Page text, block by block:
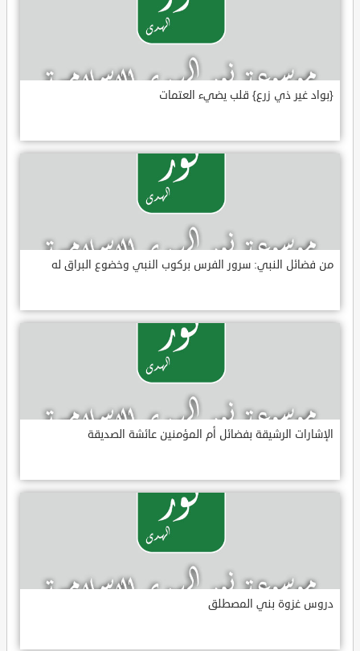
{بواد غير ذي زرع} قلب يضيء العتمات
من فضائل النبي: سرور الفرس بركوب النبي وخضوع البراق له
الإشارات الرشيقة بفضائل أم المؤمنين عائشة الصديقة
دروس غزوة بني المصطلق